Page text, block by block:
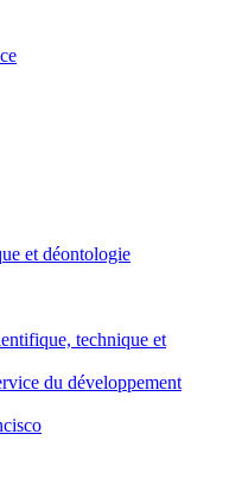
et déontologie
technique et
du développement